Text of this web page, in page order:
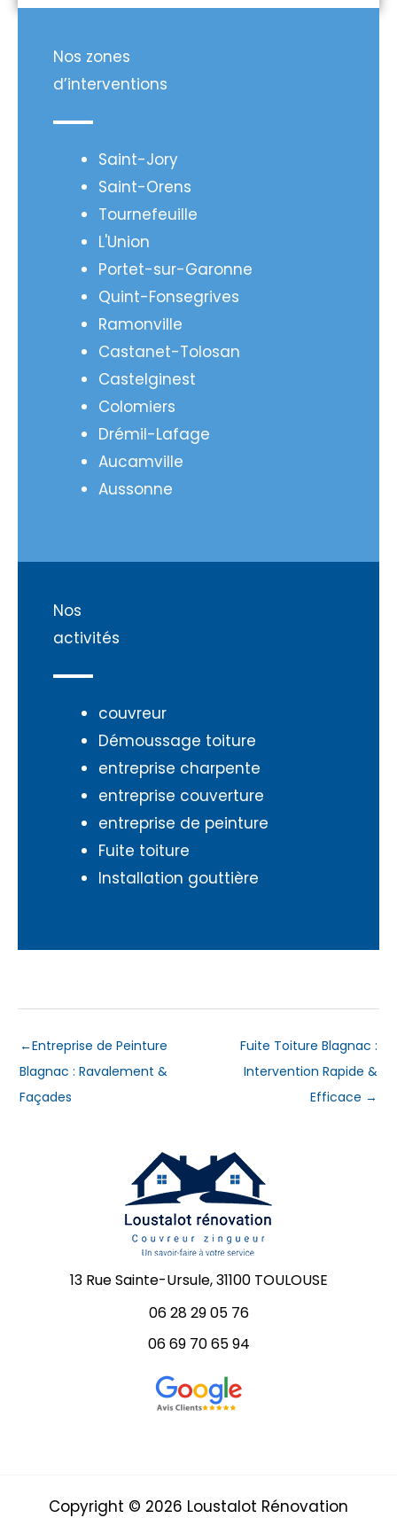
Nos zones
d’interventions
Saint-Jory
Saint-Orens
Tournefeuille
L'Union
Portet-sur-Garonne
Quint-Fonsegrives
Ramonville
Castanet-Tolosan
Castelginest
Colomiers
Drémil-Lafage
Aucamville
Aussonne
Nos
activités
couvreur
Démoussage toiture
entreprise charpente
entreprise couverture
entreprise de peinture
Fuite toiture
Installation gouttière
←Entreprise de Peinture
Blagnac : Ravalement &
Façades
Fuite Toiture Blagnac :
Intervention Rapide &
Efficace →
13 Rue Sainte-Ursule, 31100 TOULOUSE
06 28 29 05 76
06 69 70 65 94
Copyright © 2026 Loustalot Rénovation